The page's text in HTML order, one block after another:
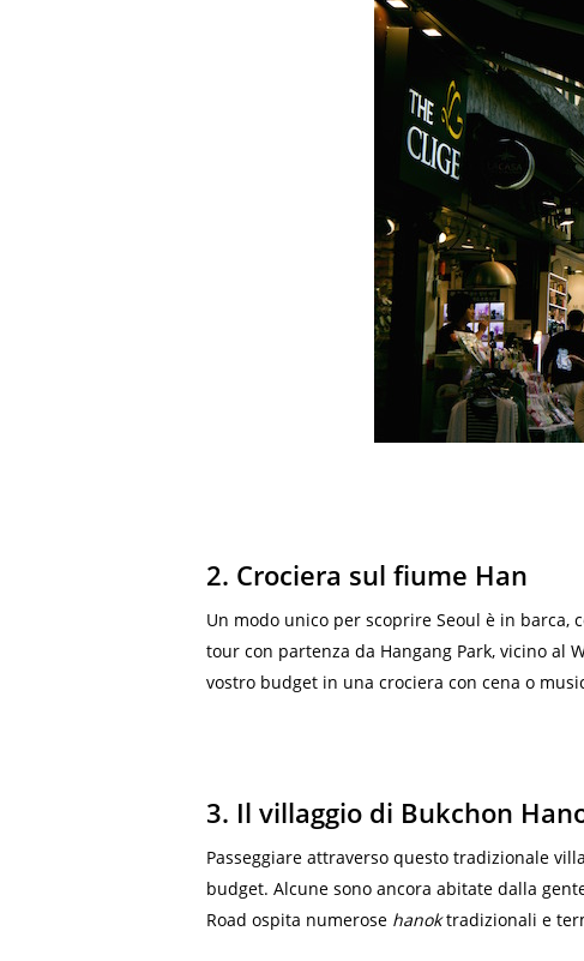
2. Crociera sul fiume Han
Un modo unico per scoprire Seoul è in
tour con partenza da Hangang Park, vicino al
vostro budget in una crociera con cena o
3. Il villaggio di Bukchon
Passeggiare attraverso questo tradizionale
budget. Alcune sono ancora abitate dalla
Road ospita numerose hanoktradizionali e